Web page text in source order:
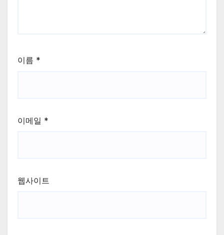
이름 *
이메일 *
웹사이트